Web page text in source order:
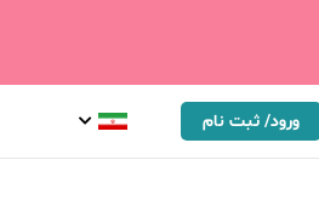
ورود/ ثبت نام